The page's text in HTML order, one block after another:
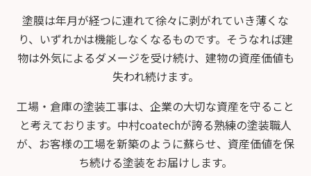
塗膜は年月が経つに連れて徐々に剥がれていき薄くな
り、いずれかは機能しなくなるものです。 そうなれば建
物は外気によるダメージを受け続け、建物の資産価値も
失われ続けます。
工場・倉庫の塗装工事は、企業の大切な資産を守ること
と考えております。中村coatechが誇る熟練の塗装職人
が、 お客様の工場を新築のように蘇らせ、資産価値を保
ち続ける塗装をお届けします。